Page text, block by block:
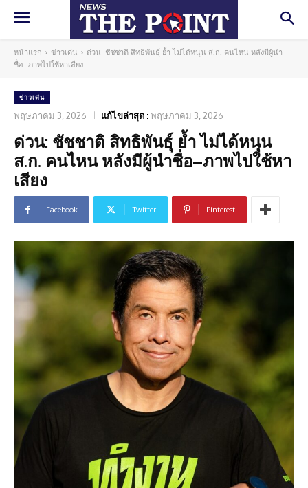
หน้าแรก ข่าวเด่น
ด่วน: ชัชชาติ สิทธิพันธุ์ ย้ำ ไม่ได้หนุน ส.ก. คนไหน หลังมีผู้นำ
ชื่อ–ภาพไปใช้หาเสียง
ข่าวเด่น
พฤษภาคม 3, 2026 แก้ไขล่าสุด :พฤษภาคม 3, 2026
ด่วน: ชัชชาติ สิทธิพันธุ์ ย้ำ ไม่ได้หนุน
ส.ก. คนไหน หลังมีผู้นำชื่อ–ภาพไปใช้หา
เสียง
Facebook Twitter Pinterest